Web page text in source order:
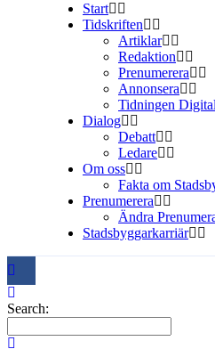
Start
Tidskriften
Artiklar
Redaktion
Prenumerera
Annonsera
Tidningen
Dialog
Debatt
Ledare
Om oss
Fakta om
Prenumerera
Ändra
Stadsbyggarkarriär
Search: